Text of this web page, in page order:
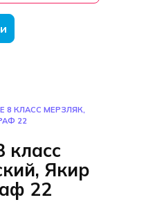
8 КЛАСС МЕРЗЛЯК,
22
класс
Якир
22